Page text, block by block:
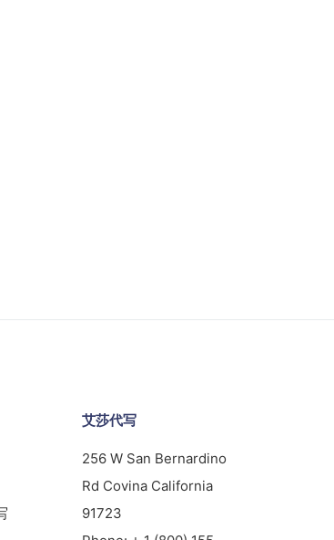
艾莎代写
256 W San Bernardino
Rd Covina California
91723